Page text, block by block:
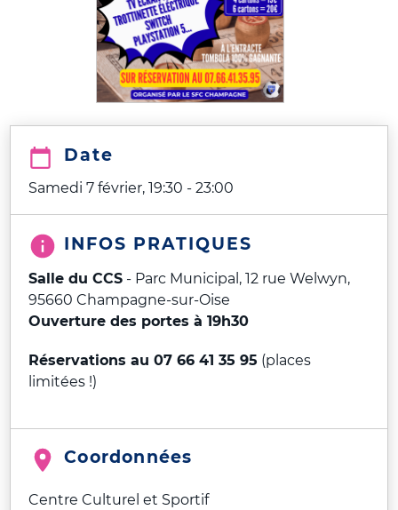
Date
Samedi 7 février, 19:30 -23:00
INFOS PRATIQUES
Salle du CCS - Parc Municipal, 12 rue Welwyn,
95660 Champagne-sur-Oise
Ouverture des portes à 19h30
Réservations au 07 66 41 35 95 (places
limitées !)
Coordonnées
Centre Culturel et Sportif